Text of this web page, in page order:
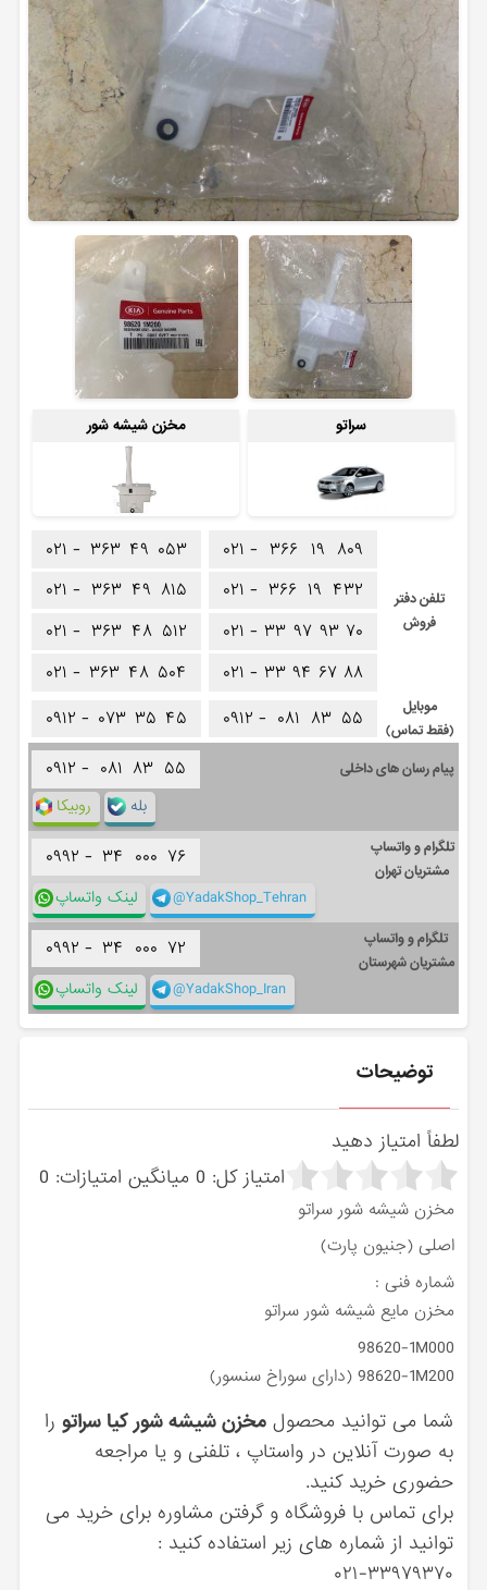
سراتو مخزن شیشه شور
تلفن دفتر
فروش
۰۲۱ - ۳۶۶ ۱۹ ۸۰۹
۰۲۱ - ۳۶۶ ۱۹ ۴۳۲
۰۲۱ - ۳۳ ۹۷ ۹۳ ۷۰
۰۲۱ - ۳۳ ۹۴ ۶۷ ۸۸
۰۲۱ - ۳۶۳ ۴۹ ۰۵۳
۰۲۱ - ۳۶۳ ۴۹ ۸۱۵
۰۲۱ - ۳۶۳ ۴۸ ۵۱۲
۰۲۱ - ۳۶۳ ۴۸ ۵۰۴
موبایل
(فقط تماس)
۰۹۱۲ - ۰۸۱ ۸۳ ۵۵ ۰۹۱۲ - ۰۷۳ ۳۵ ۴۵
پیام رسان های داخلی ۰۹۱۲ - ۰۸۱ ۸۳ ۵۵
روبیکا بله
تلگرام و واتساپ
مشتریان تهران
۰۹۹۲ - ۳۴ ۰۰۰ ۷۶
لینک واتساپ @YadakShop_Tehran
تلگرام و واتساپ
مشتریان شهرستان
۰۹۹۲ - ۳۴ ۰۰۰ ۷۲
لینک واتساپ @YadakShop_Iran
توضیحات
لطفاً امتیاز دهید
امتیاز کل: 0 میانگین امتیازات: 0
مخزن شیشه شور سراتو
اصلی (جنیون پارت)
شماره فنی :
مخزن مایع شیشه شور سراتو
98620-1M000
98620-1M200 (دارای سوراخ سنسور)
شما می توانید محصولمخزن شیشه شور کیا سراتو را
به صورت آنلاین در واستاپ ، تلفنی و یا مراجعه
حضوری خرید کنید.
برای تماس با فروشگاه و گرفتن مشاوره برای خرید می
توانید از شماره های زیر استفاده کنید :
۰۲۱-۳۳۹۷۹۳۷۰